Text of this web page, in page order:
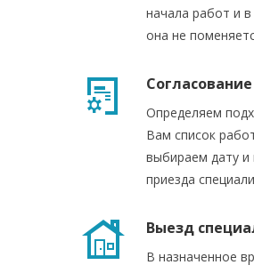
начала работ и в
она не
Согласование
Определяем
Вам список
выбираем дату и
приезда
Выезд
В назначенное